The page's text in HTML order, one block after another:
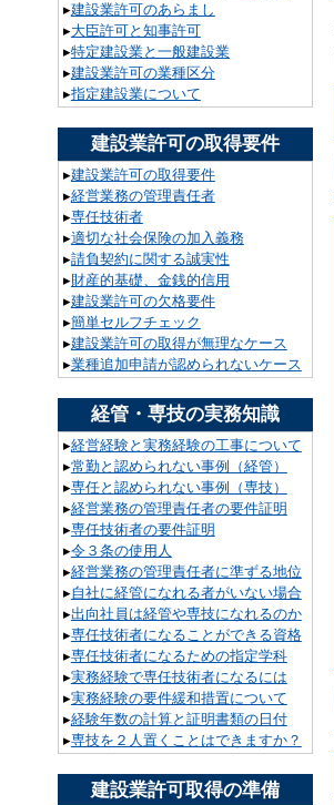
▸建設業許可のあらまし
▸大臣許可と知事許可
▸特定建設業と一般建設業
▸建設業許可の業種区分
▸指定建設業について
建設業許可の取得要件
▸建設業許可の取得要件
▸経営業務の管理責任者
▸専任技術者
▸適切な社会保険の加入義務
▸請負契約に関する誠実性
▸財産的基礎、金銭的信用
▸建設業許可の欠格要件
▸簡単セルフチェック
▸建設業許可の取得が無理なケース
▸業種追加申請が認められないケース
経管・専技の実務知識
▸経営経験と実務経験の工事について
▸常勤と認められない事例（経管）
▸専任と認められない事例（専技）
▸経営業務の管理責任者の要件証明
▸専任技術者の要件証明
▸令３条の使用人
▸経営業務の管理責任者に準ずる地位
▸自社に経管になれる者がいない場合
▸出向社員は経管や専技になれるのか
▸専任技術者になることができる資格
▸専任技術者になるための指定学科
▸実務経験で専任技術者になるには
▸実務経験の要件緩和措置について
▸経験年数の計算と証明書類の日付
▸専技を２人置くことはできますか？
建設業許可取得の準備